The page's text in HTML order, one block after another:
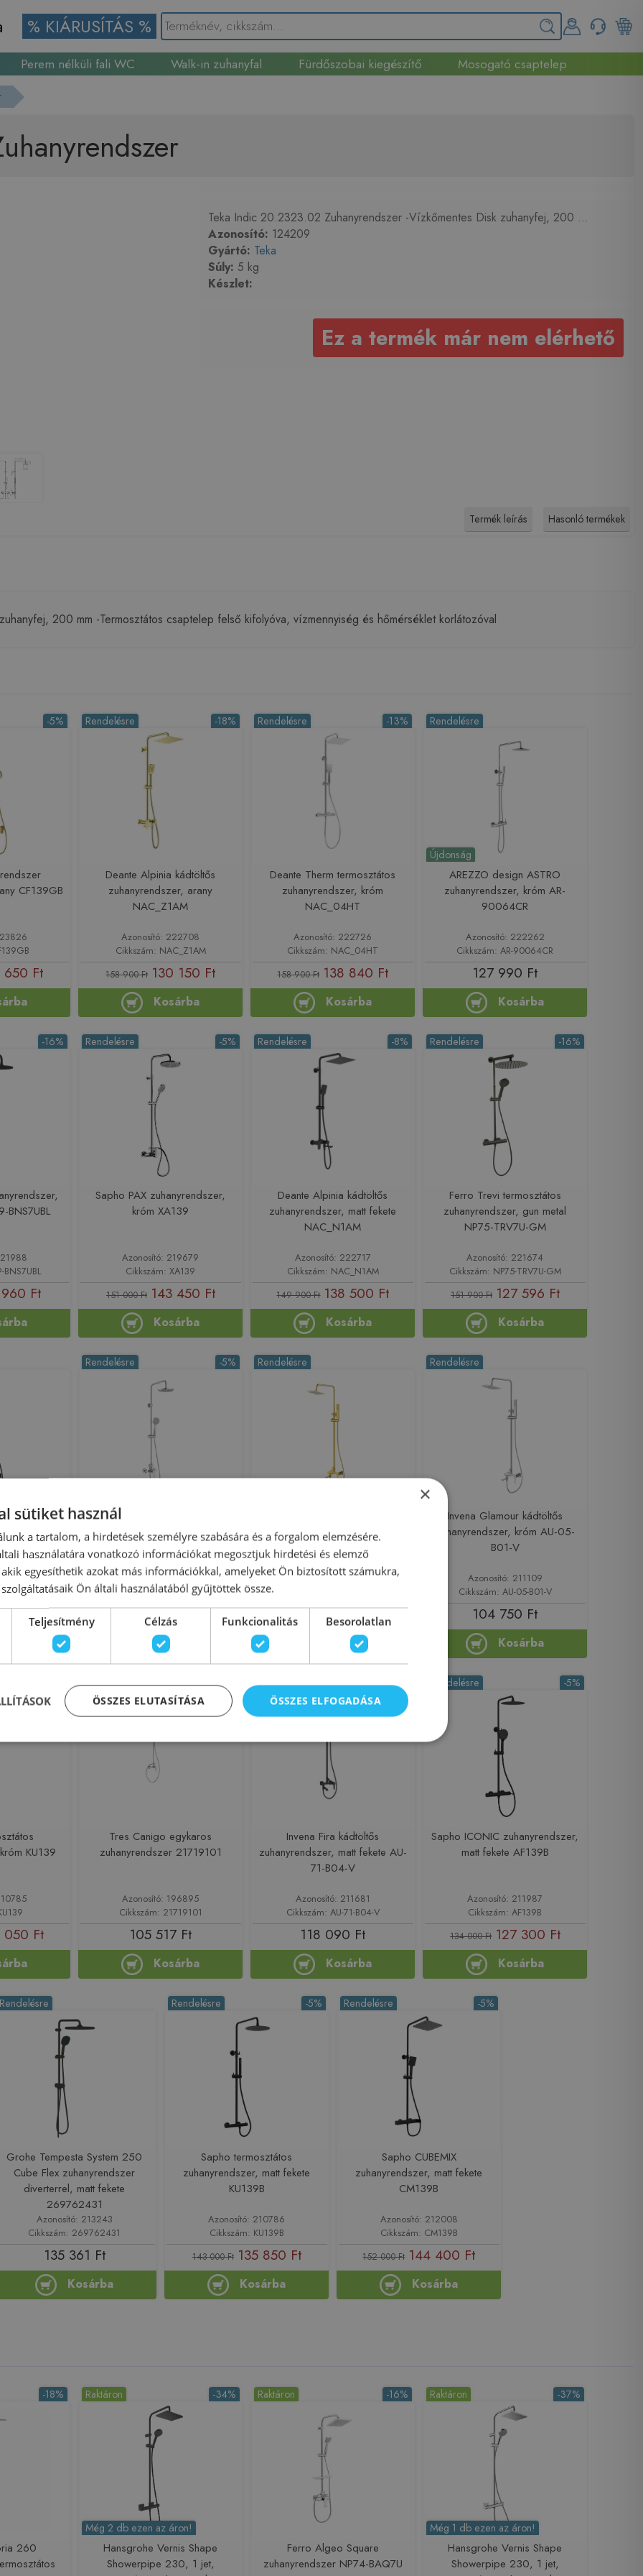
% KIÁRUSÍTÁS %
Perem nélküli fali WC Walk-in zuhanyfal Fürdőszobai kiegészítő
Mosogató csaptelep
Teka Indic 20.2323.02 Zuhanyrendszer -Vízkőmentes Disk zuhanyfej, 200 ...
Azonosító: 124209
Gyártó: Teka
Súly: 5 kg
Készlet:
Ez a termék már nem elérhető
Termék leírás Hasonló termékek
200 mm -Termosztátos csaptelep felső kifolyóva, vízmennyiség és hőmérséklet korlátozóval
-5%
CF139GB
650 Ft
-18%
Rendelésre
Deante Alpinia kádtöltős
zuhanyrendszer, arany
NAC_Z1AM
Azonosító: 222708
Cikkszám: NAC_Z1AM
158 900 Ft 130 150 Ft
Kosárba
-13%
Rendelésre
Deante Therm termosztátos
zuhanyrendszer, króm
NAC_04HT
Azonosító: 222726
Cikkszám: NAC_04HT
158 900 Ft 138 840 Ft
Kosárba
Újdonság
Rendelésre
AREZZO design ASTRO
zuhanyrendszer, króm AR-
90064CR
Azonosító: 222262
Cikkszám: AR-90064CR
127 990 Ft
Kosárba
-16%
BNS7UBL
Ft
-5%
Rendelésre
Sapho PAX zuhanyrendszer,
króm XA139
Azonosító: 219679
Cikkszám: XA139
151 000 Ft 143 450 Ft
Kosárba
-8%
Rendelésre
Deante Alpinia kádtöltős
zuhanyrendszer, matt fekete
NAC_N1AM
Azonosító: 222717
Cikkszám: NAC_N1AM
149 900 Ft 138 500 Ft
Kosárba
-16%
Rendelésre
Ferro Trevi termosztátos
zuhanyrendszer, gun metal
NP75-TRV7U-GM
Azonosító: 221674
Cikkszám: NP75-TRV7U-GM
151 900 Ft 127 596 Ft
Kosárba
kádtöltős
fekete AU-
B04-V
Ft
-5%
Rendelésre
Roca Victoria M-Basic
zuhanyrendszer, króm
A5A974FC00
Azonosító: 209002
Cikkszám: A5A974FC00
151 474 Ft 143 901 Ft
Kosárba
Rendelésre
zuhanyrendszer, arany AU-05-
B09-V
Azonosító: 211111
144 060 Ft
Kosárba
Rendelésre
Invena Glamour kádtöltős
zuhanyrendszer, króm AU-05-
B01-V
Azonosító: 211109
Cikkszám: AU-05-B01-V
104 750 Ft
Kosárba
KU139
050 Ft
Rendelésre
Tres Canigo egykaros
zuhanyrendszer 21719101
Azonosító: 196895
Cikkszám: 21719101
105 517 Ft
Kosárba
Rendelésre
Invena Fira kádtöltős
zuhanyrendszer, matt fekete AU-
71-B04-V
Azonosító: 211681
Cikkszám: AU-71-B04-V
118 090 Ft
Kosárba
-5%
Rendelésre
Sapho ICONIC zuhanyrendszer,
matt fekete AF139B
Azonosító: 211987
Cikkszám: AF139B
134 000 Ft 127 300 Ft
Kosárba
Rendelésre
Grohe Tempesta System 250
Cube Flex zuhanyrendszer
diverterrel, matt fekete
269762431
Azonosító: 213243
Cikkszám: 269762431
135 361 Ft
Kosárba
-5%
Rendelésre
Sapho termosztátos
zuhanyrendszer, matt fekete
KU139B
Azonosító: 210786
Cikkszám: KU139B
143 000 Ft 135 850 Ft
Kosárba
-5%
Rendelésre
Sapho CUBEMIX
zuhanyrendszer, matt fekete
CM139B
Azonosító: 212008
Cikkszám: CM139B
152 000 Ft 144 400 Ft
Kosárba
-18%
260
-34%
Raktáron
Még 2 db ezen az áron!
Hansgrohe Vernis Shape
Showerpipe 230, 1 jet,
-16%
Raktáron
Ferro Algeo Square
zuhanyrendszer NP74-BAQ7U
-37%
Raktáron
Még 1 db ezen az áron!
Hansgrohe Vernis Shape
Showerpipe 230, 1 jet,
×
sütiket használ
a tartalom, a hirdetések személyre szabására és a forgalom elemzésére.
használatára vonatkozó információkat megosztjuk hirdetési és elemző
egyesíthetik azokat más információkkal, amelyeket Ön biztosított számukra,
Ön általi használatából gyűjtöttek össze.
Teljesítmény Célzás Funkcionalitás Besorolatlan
ÖSSZES ELFOGADÁSA
ÖSSZES ELUTASÍTÁSA